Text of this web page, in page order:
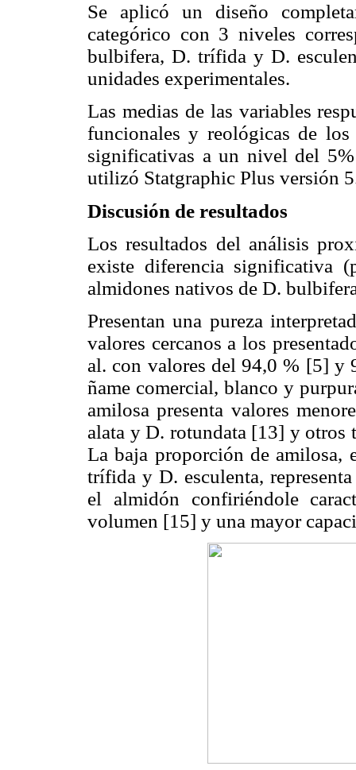
Se aplicó un diseño
categórico con 3 niveles
bulbifera, D. trífida y D.
unidades experimentales.
Las medias de las variables
funcionales y reológicas de los
significativas a un nivel del
utilizó Statgraphic Plus versión
Discusión de resultados
Los resultados del análisis
existe diferencia significativa
almidones nativos de D.
Presentan una pureza
valores cercanos a los
al. con valores del 94,0 % [5] y
ñame comercial, blanco y
amilosa presenta valores
alata y D. rotundata [13] y otros
La baja proporción de amilosa,
trífida y D. esculenta,
el almidón confiriéndole
volumen [15] y una mayor